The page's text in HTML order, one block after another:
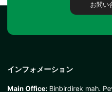
お問い
インフォメーション
Main Office: Binbirdirek mah.